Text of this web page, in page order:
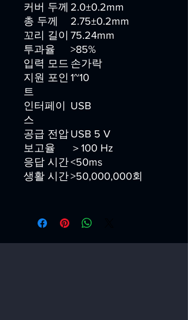
커버 두께 2.0±0.2mm
총 두께
2.75±0.2mm
꼬리 길이 75.24mm
투과율
>85%
입력 모드 손가락
지원 포인
트
1~10
인터페이
스
USB
공급 전압 USB 5 V
보고율
＞100 Hz
응답 시간<50ms
생활 시간>50,000,000회